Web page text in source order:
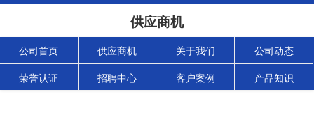
供应商机
公司首页 供应商机 关于我们 公司动态
荣誉认证 招聘中心 客户案例 产品知识